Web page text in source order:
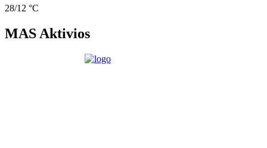
28/12 °C
MAS Aktivios